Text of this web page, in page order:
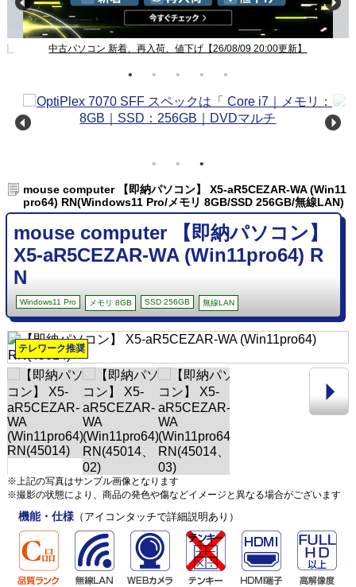
中古パソコン 新着、再入荷、値下げ【26/08/09 20:00更新】
mouse computer 【即納パソコン】 X5-aR5CEZAR-WA (Win11
pro64) RN(Windows11 Pro/メモリ 8GB/SSD 256GB/無線LAN)
mouse computer 【即納パソコン】
X5-aR5CEZAR-WA (Win11pro64) R
N
Windows11 Pro メモリ 8GB SSD 256GB 無線LAN
テレワーク推奨
※上記の写真はサンプル画像となります
※撮影の状態により、商品の発色や傷などイメージと異なる場合がございます
機能・仕様（アイコンタッチで詳細説明あり）